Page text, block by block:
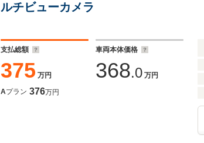
ルチビューカメラ
支払総額
375 万円
車両本体価格
368.0 万円
Aプラン 376万円